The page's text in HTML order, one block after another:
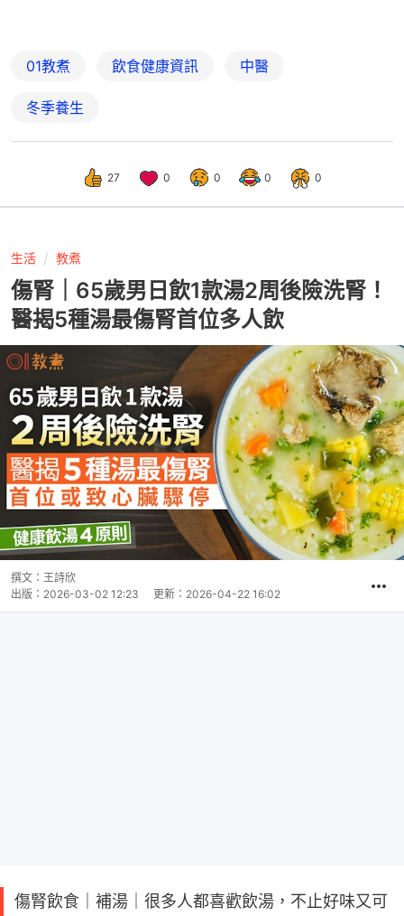
01教煮 飲食健康資訊 中醫
冬季養生
27 0 0 0 0
生活 教煮
傷腎｜65歲男日飲1款湯2周後險洗腎！
醫揭5種湯最傷腎首位多人飲
撰文： 王詩欣
出版： 2026-03-02 12:23 更新： 2026-04-22 16:02
傷腎飲食｜補湯｜很多人都喜歡飲湯，不止好味又可